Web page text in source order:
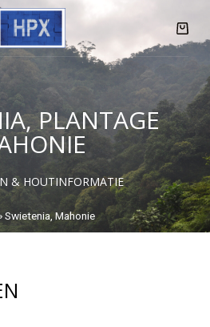
PLANTAGE
& HOUTINFORMATIE
Swietenia, Mahonie